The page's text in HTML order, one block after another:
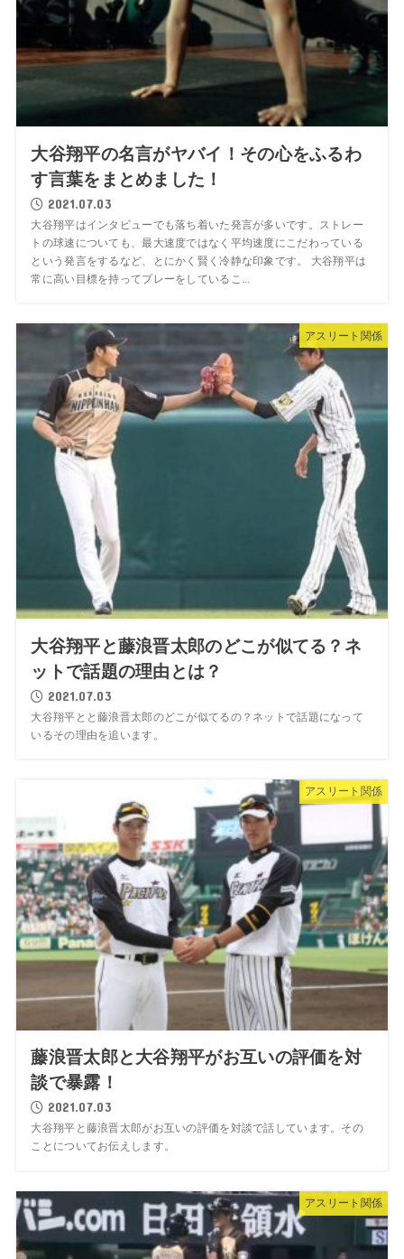
大谷翔平の名言がヤバイ！その心をふるわ
す言葉をまとめました！
2021.07.03
大谷翔平はインタビューでも落ち着いた発言が多いです。ストレー
トの球速についても、最大速度ではなく平均速度にこだわっている
という発言をするなど、とにかく賢く冷静な印象です。 大谷翔平は
常に高い目標を持ってプレーをしているこ...
アスリート関係
大谷翔平と藤浪晋太郎のどこが似てる？ネ
ットで話題の理由とは？
2021.07.03
大谷翔平とと藤浪晋太郎のどこが似てるの？ネットで話題になって
いるその理由を追います。
アスリート関係
藤浪晋太郎と大谷翔平がお互いの評価を対
談で暴露！
2021.07.03
大谷翔平と藤浪晋太郎がお互いの評価を対談で話しています。その
ことについてお伝えします。
アスリート関係